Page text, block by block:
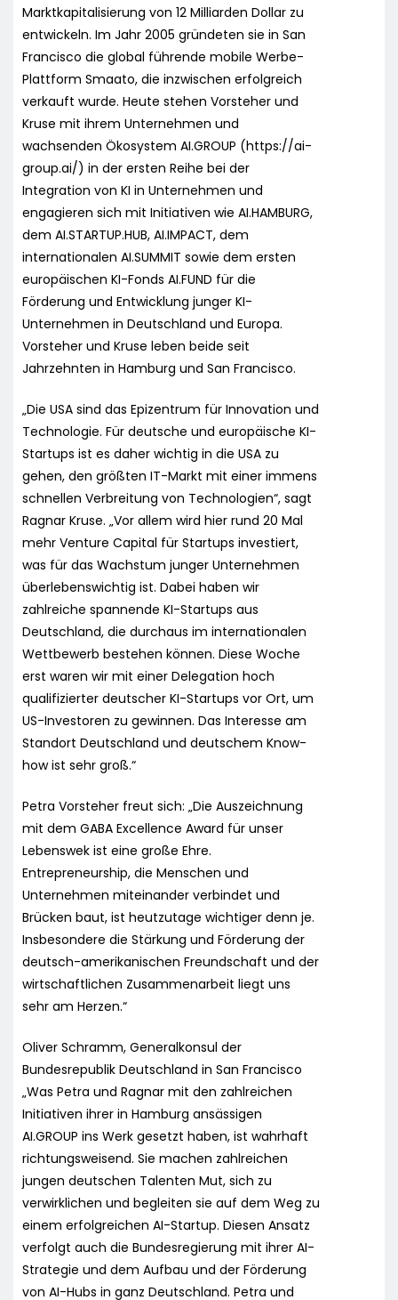
Marktkapitalisierung von 12 Milliarden Dollar zu
entwickeln. Im Jahr 2005 gründeten sie in San
Francisco die global führende mobile Werbe-
Plattform Smaato, die inzwischen erfolgreich
verkauft wurde. Heute stehen Vorsteher und
Kruse mit ihrem Unternehmen und
wachsenden Ökosystem AI.GROUP (https://ai-
group.ai/) in der ersten Reihe bei der
Integration von KI in Unternehmen und
engagieren sich mit Initiativen wie AI.HAMBURG,
dem AI.STARTUP.HUB, AI.IMPACT, dem
internationalen AI.SUMMIT sowie dem ersten
europäischen KI-Fonds AI.FUND für die
Förderung und Entwicklung junger KI-
Unternehmen in Deutschland und Europa.
Vorsteher und Kruse leben beide seit
Jahrzehnten in Hamburg und San Francisco.
„Die USA sind das Epizentrum für Innovation und
Technologie. Für deutsche und europäische KI-
Startups ist es daher wichtig in die USA zu
gehen, den größten IT-Markt mit einer immens
schnellen Verbreitung von Technologien“, sagt
Ragnar Kruse. „Vor allem wird hier rund 20 Mal
mehr Venture Capital für Startups investiert,
was für das Wachstum junger Unternehmen
überlebenswichtig ist. Dabei haben wir
zahlreiche spannende KI-Startups aus
Deutschland, die durchaus im internationalen
Wettbewerb bestehen können. Diese Woche
erst waren wir mit einer Delegation hoch
qualifizierter deutscher KI-Startups vor Ort, um
US-Investoren zu gewinnen. Das Interesse am
Standort Deutschland und deutschem Know-
how ist sehr groß.“
Petra Vorsteher freut sich: „Die Auszeichnung
mit dem GABA Excellence Award für unser
Lebenswek ist eine große Ehre.
Entrepreneurship, die Menschen und
Unternehmen miteinander verbindet und
Brücken baut, ist heutzutage wichtiger denn je.
Insbesondere die Stärkung und Förderung der
deutsch-amerikanischen Freundschaft und der
wirtschaftlichen Zusammenarbeit liegt uns
sehr am Herzen.“
Oliver Schramm, Generalkonsul der
Bundesrepublik Deutschland in San Francisco
„Was Petra und Ragnar mit den zahlreichen
Initiativen ihrer in Hamburg ansässigen
AI.GROUP ins Werk gesetzt haben, ist wahrhaft
richtungsweisend. Sie machen zahlreichen
jungen deutschen Talenten Mut, sich zu
verwirklichen und begleiten sie auf dem Weg zu
einem erfolgreichen AI-Startup. Diesen Ansatz
verfolgt auch die Bundesregierung mit ihrer AI-
Strategie und dem Aufbau und der Förderung
von AI-Hubs in ganz Deutschland. Petra und